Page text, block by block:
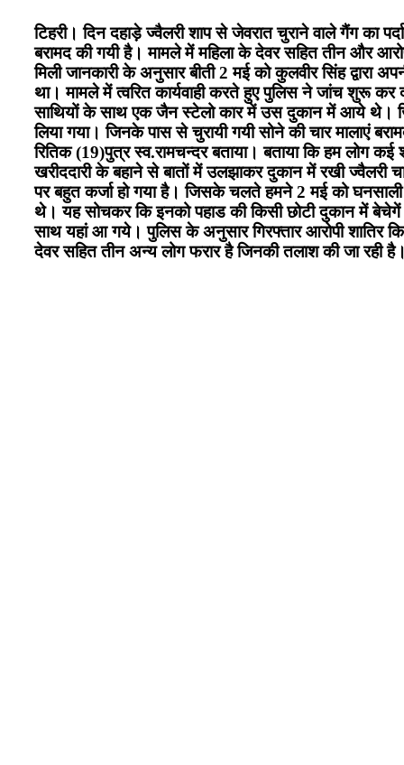
टिहरी। दिन दहाड़े ज्वैलरी शाप से जेवरात चुराने वाले गैंग का
बरामद की गयी है। मामले में महिला के देवर सहित तीन और
मिली जानकारी के अनुसार बीती 2 मई को कुलवीर सिंह द्वारा
था। मामले में त्वरित कार्यवाही करते हुए पुलिस ने जांच शुरू
साथियों के साथ एक जैन स्टेलो कार में उस दुकान में आये थे।
लिया गया। जिनके पास से चुरायी गयी सोने की चार मालाएं
रितिक (19)पुत्र स्व.रामचन्दर बताया। बताया कि हम लोग
खरीददारी के बहाने से बातों में उलझाकर दुकान में रखी ज्वैलरी
पर बहुत कर्जा हो गया है। जिसके चलते हमने 2 मई को
थे। यह सोचकर कि इनको पहाड की किसी छोटी दुकान में
साथ यहां आ गये। पुलिस के अनुसार गिरफ्तार आरोपी शातिर
देवर सहित तीन अन्य लोग फरार है जिनकी तलाश की जा रही